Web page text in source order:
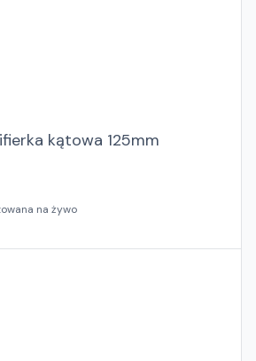
kątowa 125mm
na żywo